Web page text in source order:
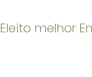
Eleito melhor